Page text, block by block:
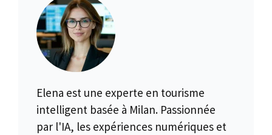
Elena est une experte en tourisme
intelligent basée à Milan. Passionnée
par l'IA, les expériences numériques et